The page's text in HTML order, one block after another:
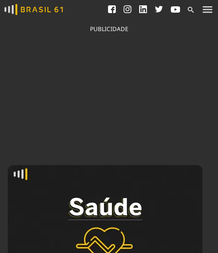
Ver todas as notícias
Saneamento
Indicadores
Agronegócios
Economia
Educação
Infraestrutura
Internacional
Política
Saúde
Tempo
PUBLICIDADE